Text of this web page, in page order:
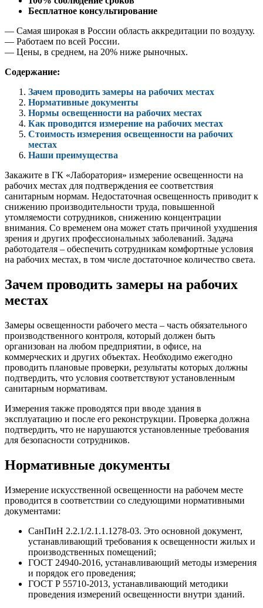
Бесплатное консультирование
— Самая широкая в России область аккредитации по воздуху.
— Работаем по всей России.
— Цены, в среднем, на 20% ниже рыночных.
Содержание:
Зачем проводить замеры на рабочих местах
Нормативные документы
Нормы освещенности на рабочих местах
Как проводится измерение на рабочих местах
Стоимость измерения освещенности на рабочих
местах
Наши преимущества
Закажите в ГК «Лаборатория» измерение освещенности на
рабочих местах для подтверждения ее соответствия
санитарным нормам. Недостаточная освещенность приводит к
снижению производительности труда, повышенной
утомляемости сотрудников, снижению концентрации
внимания. Со временем она может стать причиной ухудшения
зрения и других профессиональных заболеваний. Задача
работодателя – обеспечить сотрудникам комфортные условия
на рабочих местах, в том числе достаточное количество света.
Зачем проводить замеры на рабочих
местах
Замеры освещенности рабочего места – часть обязательного
производственного контроля, который должен быть
организован на любом предприятии, в офисе, на
коммерческих и других объектах. Необходимо ежегодно
проводить плановые проверки, результаты которых должны
подтвердить, что условия соответствуют установленным
санитарным нормативам.
Измерения также проводятся при вводе здания в
эксплуатацию и после его реконструкции. Проверка должна
подтвердить, что не нарушаются установленные требования
для безопасности сотрудников.
Нормативные документы
Измерение искусственной освещенности на рабочем месте
проводится в соответствии со следующими нормативными
документами:
СанПиН 2.2.1/2.1.1.1278-03. Это основной документ,
устанавливающий требования к освещенности жилых и
производственных помещений;
ГОСТ 24940-2016, устанавливающий методы измерения
и порядок его проведения;
ГОСТ Р 55710-2013, устанавливающий методики
проведения измерений освещенности внутри зданий.